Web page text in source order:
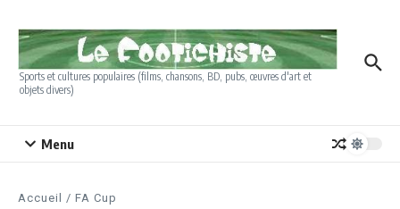
Sports et cultures populaires (films, chansons, BD, pubs, œuvres d'art et
objets divers)
Menu
Accueil / FA Cup